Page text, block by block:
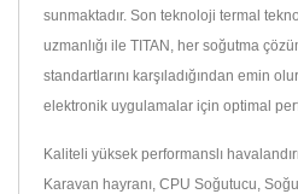
sunmaktadır. Son teknoloji termal
uzmanlığı ile TITAN, her soğutma
standartlarını karşıladığından emin
elektronik uygulamalar için optimal
Kaliteli yüksek performanslı
Karavan hayranı, CPU Soğutucu,